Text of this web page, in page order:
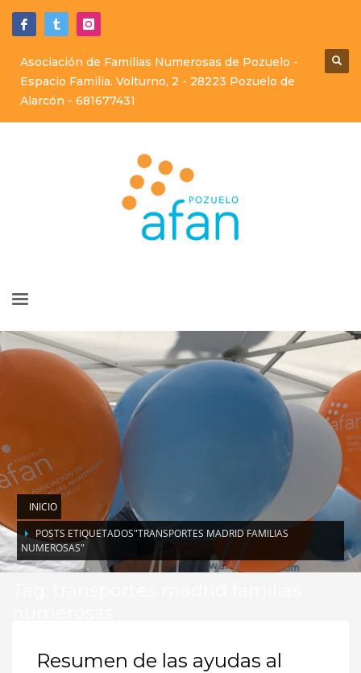
Asociación de Familias Numerosas de Pozuelo -
Espacio Familia. Volturno, 2 - 28223 Pozuelo de
Alarcón - 681677431
INICIO
POSTS ETIQUETADOS"TRANSPORTES MADRID FAMILIAS
NUMEROSAS"
Resumen de las ayudas al